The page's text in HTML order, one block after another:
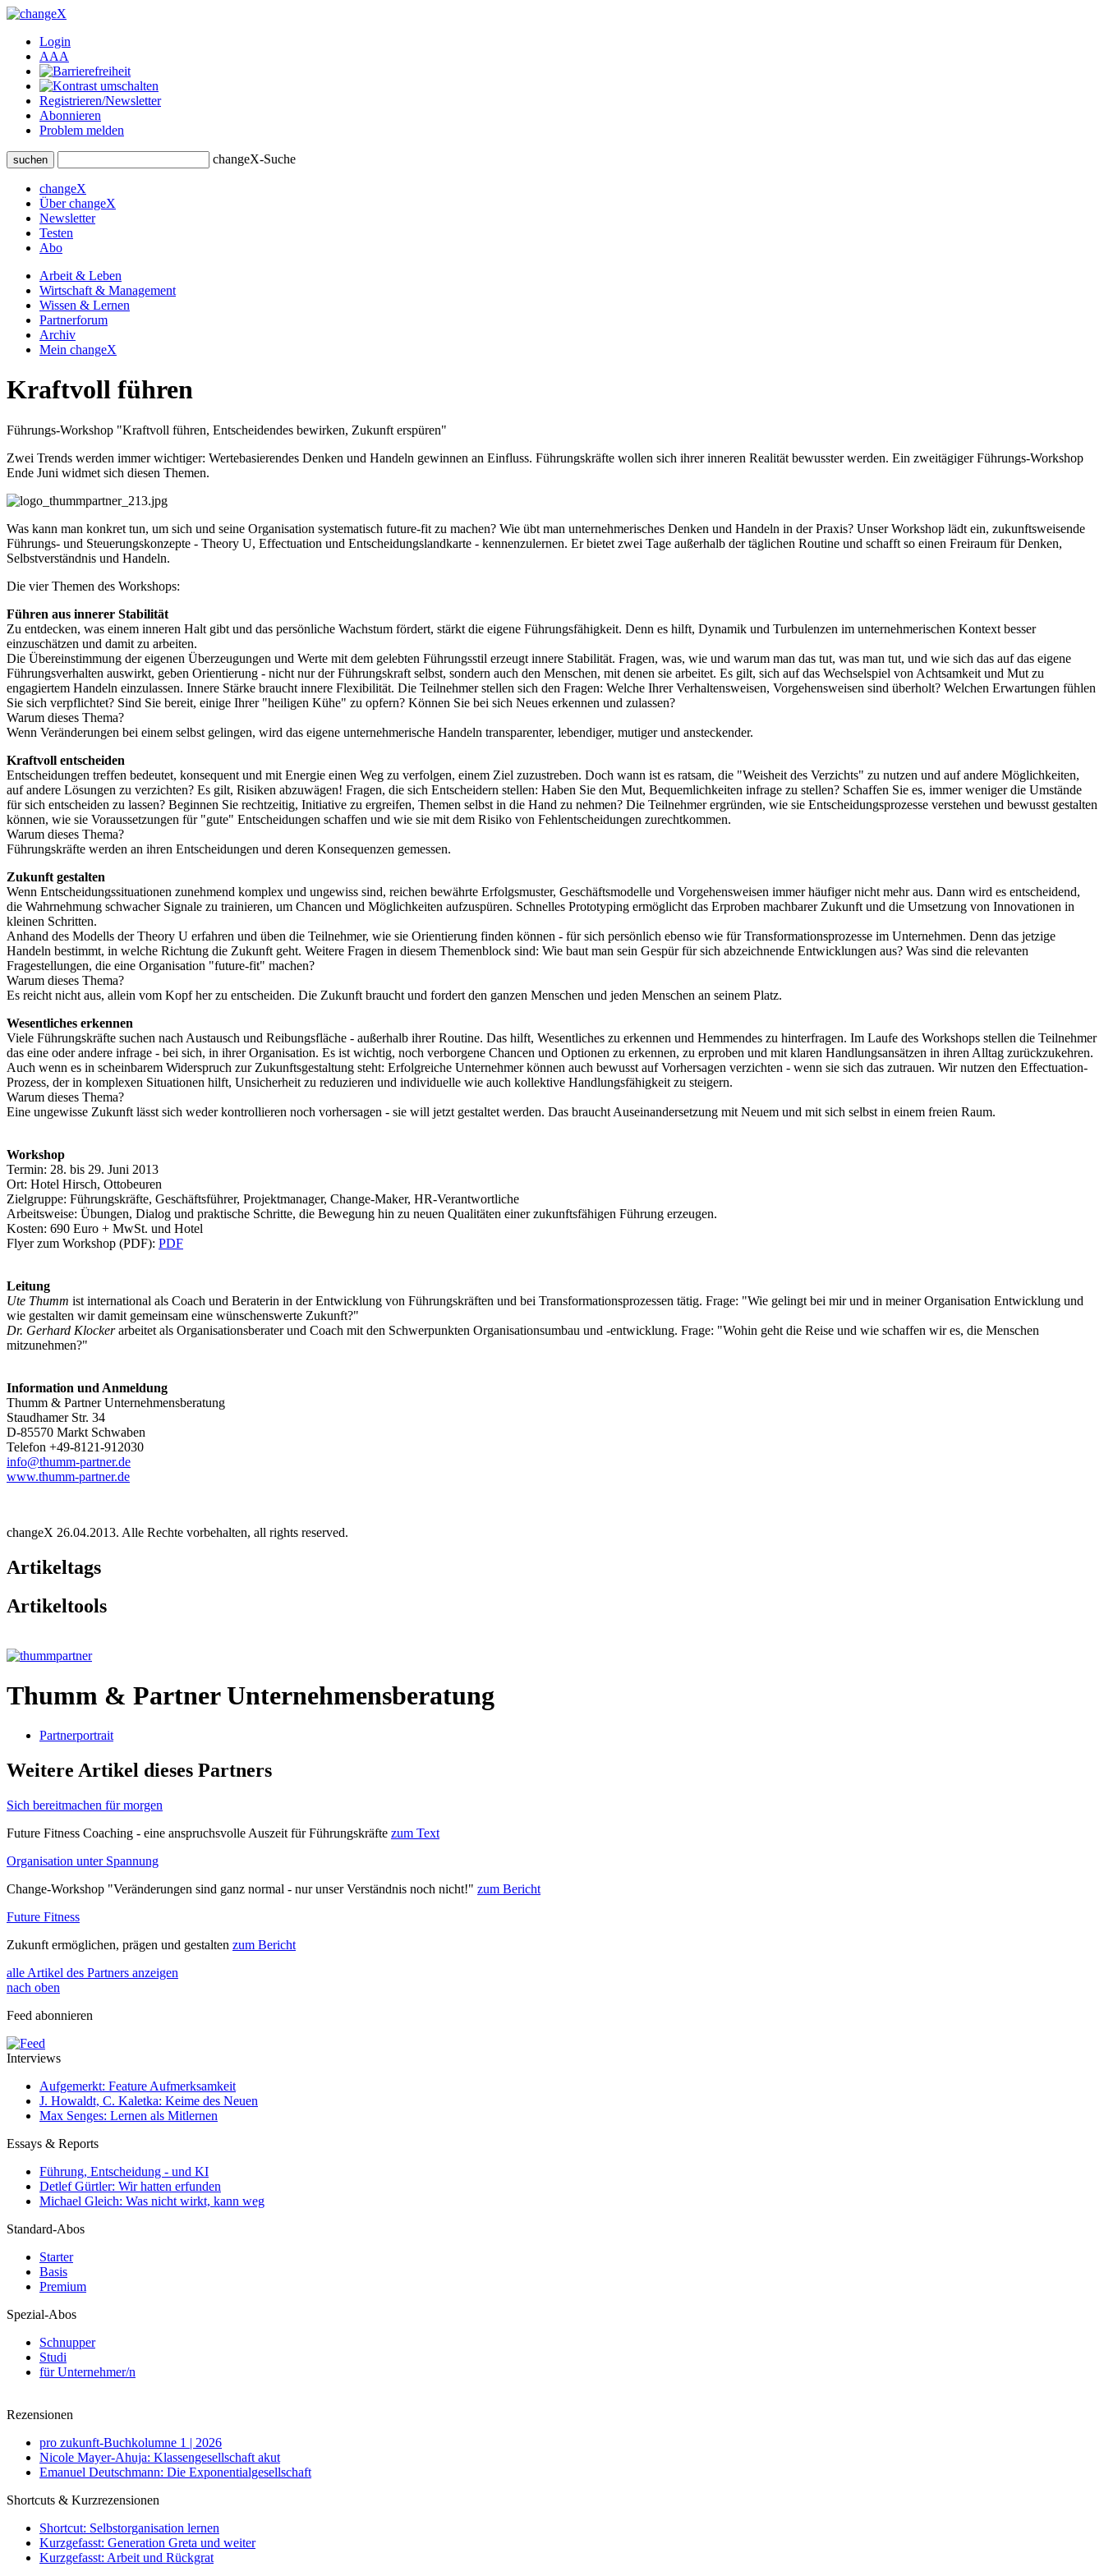
Login
AAA
Registrieren/Newsletter
Abonnieren
Problem melden
suchen changeX-Suche
changeX
Über changeX
Newsletter
Testen
Abo
Arbeit & Leben
Wirtschaft & Management
Wissen & Lernen
Partnerforum
Archiv
Mein changeX
Kraftvoll führen
Führungs-Workshop "Kraftvoll führen, Entscheidendes bewirken, Zukunft erspüren"
Zwei Trends werden immer wichtiger: Wertebasierendes Denken und Handeln gewinnen an Einfluss. Führungskräfte wollen sich ihrer inneren Realität bewusster werden. Ein zweitägiger Führungs-Workshop
Ende Juni widmet sich diesen Themen.
Was kann man konkret tun, um sich und seine Organisation systematisch future-fit zu machen? Wie übt man unternehmerisches Denken und Handeln in der Praxis? Unser Workshop lädt ein, zukunftsweisende
Führungs- und Steuerungskonzepte - Theory U, Effectuation und Entscheidungslandkarte - kennenzulernen. Er bietet zwei Tage außerhalb der täglichen Routine und schafft so einen Freiraum für Denken,
Selbstverständnis und Handeln.
Die vier Themen des Workshops:
Führen aus innerer Stabilität
Zu entdecken, was einem inneren Halt gibt und das persönliche Wachstum fördert, stärkt die eigene Führungsfähigkeit. Denn es hilft, Dynamik und Turbulenzen im unternehmerischen Kontext besser
einzuschätzen und damit zu arbeiten.
Die Übereinstimmung der eigenen Überzeugungen und Werte mit dem gelebten Führungsstil erzeugt innere Stabilität. Fragen, was, wie und warum man das tut, was man tut, und wie sich das auf das eigene
Führungsverhalten auswirkt, geben Orientierung - nicht nur der Führungskraft selbst, sondern auch den Menschen, mit denen sie arbeitet. Es gilt, sich auf das Wechselspiel von Achtsamkeit und Mut zu
engagiertem Handeln einzulassen. Innere Stärke braucht innere Flexibilität. Die Teilnehmer stellen sich den Fragen: Welche Ihrer Verhaltensweisen, Vorgehensweisen sind überholt? Welchen Erwartungen fühlen
Sie sich verpflichtet? Sind Sie bereit, einige Ihrer "heiligen Kühe" zu opfern? Können Sie bei sich Neues erkennen und zulassen?
Warum dieses Thema?
Wenn Veränderungen bei einem selbst gelingen, wird das eigene unternehmerische Handeln transparenter, lebendiger, mutiger und ansteckender.
Kraftvoll entscheiden
Entscheidungen treffen bedeutet, konsequent und mit Energie einen Weg zu verfolgen, einem Ziel zuzustreben. Doch wann ist es ratsam, die "Weisheit des Verzichts" zu nutzen und auf andere Möglichkeiten,
auf andere Lösungen zu verzichten? Es gilt, Risiken abzuwägen! Fragen, die sich Entscheidern stellen: Haben Sie den Mut, Bequemlichkeiten infrage zu stellen? Schaffen Sie es, immer weniger die Umstände
für sich entscheiden zu lassen? Beginnen Sie rechtzeitig, Initiative zu ergreifen, Themen selbst in die Hand zu nehmen? Die Teilnehmer ergründen, wie sie Entscheidungsprozesse verstehen und bewusst gestalten
können, wie sie Voraussetzungen für "gute" Entscheidungen schaffen und wie sie mit dem Risiko von Fehlentscheidungen zurechtkommen.
Warum dieses Thema?
Führungskräfte werden an ihren Entscheidungen und deren Konsequenzen gemessen.
Zukunft gestalten
Wenn Entscheidungssituationen zunehmend komplex und ungewiss sind, reichen bewährte Erfolgsmuster, Geschäftsmodelle und Vorgehensweisen immer häufiger nicht mehr aus. Dann wird es entscheidend,
die Wahrnehmung schwacher Signale zu trainieren, um Chancen und Möglichkeiten aufzuspüren. Schnelles Prototyping ermöglicht das Erproben machbarer Zukunft und die Umsetzung von Innovationen in
kleinen Schritten.
Anhand des Modells der Theory U erfahren und üben die Teilnehmer, wie sie Orientierung finden können - für sich persönlich ebenso wie für Transformationsprozesse im Unternehmen. Denn das jetzige
Handeln bestimmt, in welche Richtung die Zukunft geht. Weitere Fragen in diesem Themenblock sind: Wie baut man sein Gespür für sich abzeichnende Entwicklungen aus? Was sind die relevanten
Fragestellungen, die eine Organisation "future-fit" machen?
Warum dieses Thema?
Es reicht nicht aus, allein vom Kopf her zu entscheiden. Die Zukunft braucht und fordert den ganzen Menschen und jeden Menschen an seinem Platz.
Wesentliches erkennen
Viele Führungskräfte suchen nach Austausch und Reibungsfläche - außerhalb ihrer Routine. Das hilft, Wesentliches zu erkennen und Hemmendes zu hinterfragen. Im Laufe des Workshops stellen die Teilnehmer
das eine oder andere infrage - bei sich, in ihrer Organisation. Es ist wichtig, noch verborgene Chancen und Optionen zu erkennen, zu erproben und mit klaren Handlungsansätzen in ihren Alltag zurückzukehren.
Auch wenn es in scheinbarem Widerspruch zur Zukunftsgestaltung steht: Erfolgreiche Unternehmer können auch bewusst auf Vorhersagen verzichten - wenn sie sich das zutrauen. Wir nutzen den Effectuation-
Prozess, der in komplexen Situationen hilft, Unsicherheit zu reduzieren und individuelle wie auch kollektive Handlungsfähigkeit zu steigern.
Warum dieses Thema?
Eine ungewisse Zukunft lässt sich weder kontrollieren noch vorhersagen - sie will jetzt gestaltet werden. Das braucht Auseinandersetzung mit Neuem und mit sich selbst in einem freien Raum.
Workshop
Termin: 28. bis 29. Juni 2013
Ort: Hotel Hirsch, Ottobeuren
Zielgruppe: Führungskräfte, Geschäftsführer, Projektmanager, Change-Maker, HR-Verantwortliche
Arbeitsweise: Übungen, Dialog und praktische Schritte, die Bewegung hin zu neuen Qualitäten einer zukunftsfähigen Führung erzeugen.
Kosten: 690 Euro + MwSt. und Hotel
Flyer zum Workshop (PDF): PDF
Leitung
Ute Thumm ist international als Coach und Beraterin in der Entwicklung von Führungskräften und bei Transformationsprozessen tätig. Frage: "Wie gelingt bei mir und in meiner Organisation Entwicklung und
wie gestalten wir damit gemeinsam eine wünschenswerte Zukunft?"
Dr. Gerhard Klockerarbeitet als Organisationsberater und Coach mit den Schwerpunkten Organisationsumbau und -entwicklung. Frage: "Wohin geht die Reise und wie schaffen wir es, die Menschen
mitzunehmen?"
Information und Anmeldung
Thumm & Partner Unternehmensberatung
Staudhamer Str. 34
D-85570 Markt Schwaben
Telefon +49-8121-912030
info@thumm-partner.de
www.thumm-partner.de
changeX 26.04.2013. Alle Rechte vorbehalten, all rights reserved.
Artikeltags
Artikeltools
Thumm & Partner Unternehmensberatung
Partnerportrait
Weitere Artikel dieses Partners
Sich bereitmachen für morgen
Future Fitness Coaching - eine anspruchsvolle Auszeit für Führungskräfte zum Text
Organisation unter Spannung
Change-Workshop "Veränderungen sind ganz normal - nur unser Verständnis noch nicht!" zum Bericht
Future Fitness
Zukunft ermöglichen, prägen und gestalten zum Bericht
alle Artikel des Partners anzeigen
nach oben
Feed abonnieren
Interviews
Aufgemerkt: Feature Aufmerksamkeit
J. Howaldt, C. Kaletka: Keime des Neuen
Max Senges: Lernen als Mitlernen
Essays & Reports
Führung, Entscheidung - und KI
Detlef Gürtler: Wir hatten erfunden
Michael Gleich: Was nicht wirkt, kann weg
Standard-Abos
Starter
Basis
Premium
Spezial-Abos
Schnupper
Studi
für Unternehmer/n
Rezensionen
pro zukunft-Buchkolumne 1 | 2026
Nicole Mayer-Ahuja: Klassengesellschaft akut
Emanuel Deutschmann: Die Exponentialgesellschaft
Shortcuts & Kurzrezensionen
Shortcut: Selbstorganisation lernen
Kurzgefasst: Generation Greta und weiter
Kurzgefasst: Arbeit und Rückgrat